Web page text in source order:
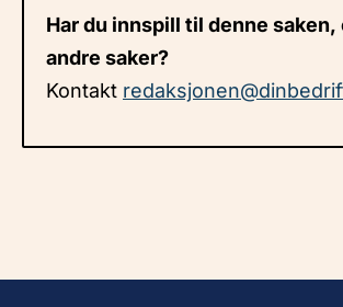
Har du innspill til denne saken,
andre saker?
Kontakt